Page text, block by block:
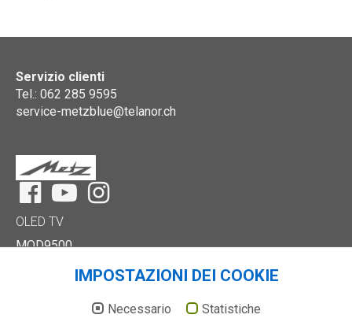
Servizio clienti
Tel.: 062 285 9595
service-metzblue@telanor.ch
FacebookYouTubeInstagram
OLED TV
MOD9500
IMPOSTAZIONI DEI COOKIE
Necessario Statistiche